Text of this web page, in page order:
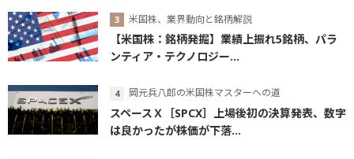
米国株、業界動向と銘柄解説
【米国株：銘柄発掘】業績上振れ5銘柄、パラ
ンティア・テクノロジー...
岡元兵八郎の米国株マスターへの道
スペースＸ［SPCX］上場後初の決算発表、数字
は良かったが株価が下落...